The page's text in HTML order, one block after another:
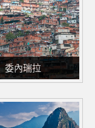
委內瑞拉